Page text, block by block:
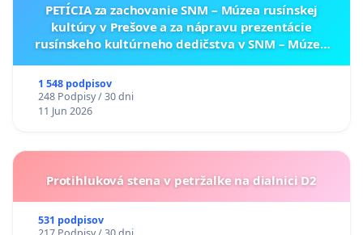
PETÍCIA za zachovanie SNM – Múzea rusínskej
kultúry v Prešove a za nápravu prezentácie
rusínskeho kultúrneho dedičstva v SNM – Múzeu
1 548 podpisov
248 Podpisy / 30 dni
11 Jun 2026
Protihluková stena v petržalke na dialnici D2
531 podpisov